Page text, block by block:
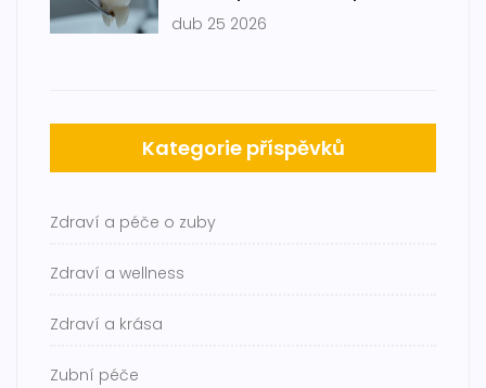
dub 25 2026
Kategorie příspěvků
Zdraví a péče o zuby
Zdraví a wellness
Zdraví a krása
Zubní péče